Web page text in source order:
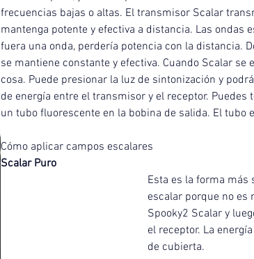
frecuencias bajas o altas. El transmisor Scalar
mantenga potente y efectiva a distancia. Las ondas
fuera una onda, perdería potencia con la distancia.
se mantiene constante y efectiva. Cuando Scalar se
cosa. Puede presionar la luz de sintonización y
de energía entre el transmisor y el receptor.
un tubo fluorescente en la bobina de salida. El tubo
Cómo aplicar campos escalares
Scalar Puro
Esta es la forma
escalar porque no es
Spooky2 Scalar y
el receptor. La
de cubierta.